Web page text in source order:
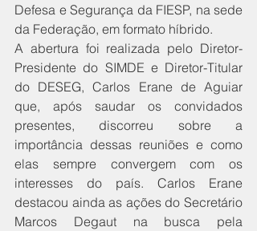
Defesa e Segurança da FIESP, na sede
da Federação, em formato híbrido.
A abertura foi realizada pelo Diretor-
Presidente do SIMDE e Diretor-Titular
do DESEG, Carlos Erane de Aguiar
que, após saudar os convidados
presentes, discorreu sobre a
importância dessas reuniões e como
elas sempre convergem com os
interesses do país. Carlos Erane
destacou ainda as ações do Secretário
Marcos Degaut na busca pela